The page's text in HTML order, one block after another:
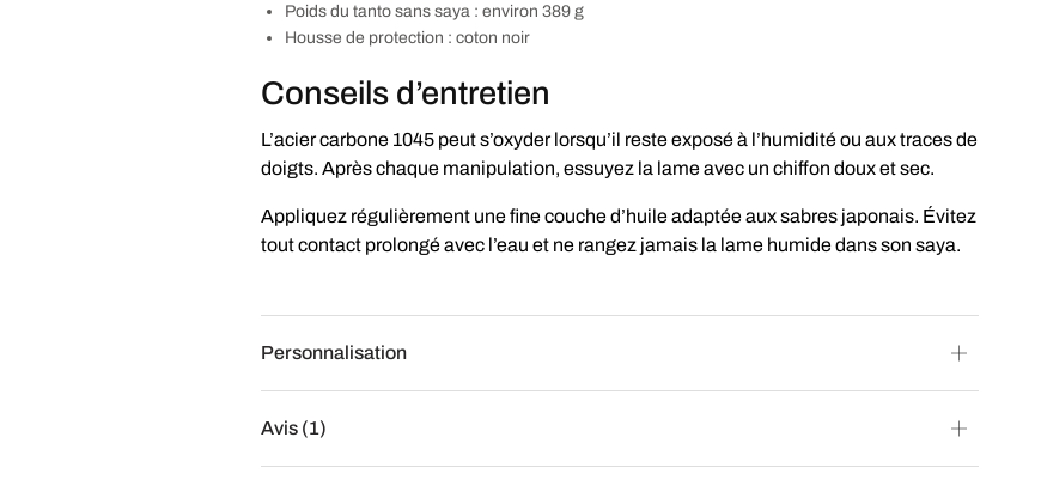
Poids du tanto sans saya : environ 389 g
Housse de protection : coton noir
Conseils d’entretien
L’acier carbone 1045 peut s’oxyder lorsqu’il reste exposé à l’humidité ou aux traces de
doigts. Après chaque manipulation, essuyez la lame avec un chiffon doux et sec.
Appliquez régulièrement une fine couche d’huile adaptée aux sabres japonais. Évitez
tout contact prolongé avec l’eau et ne rangez jamais la lame humide dans son saya.
Personnalisation
Avis (1)